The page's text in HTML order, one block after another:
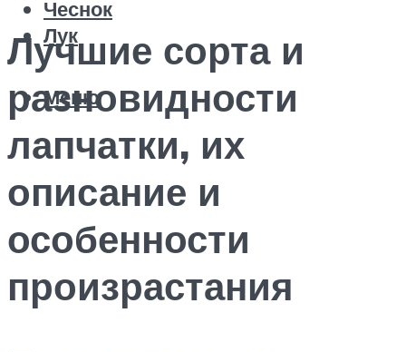
Чеснок
Лук
Меню
Лучшие сорта и
разновидности
лапчатки, их
описание и
особенности
произрастания